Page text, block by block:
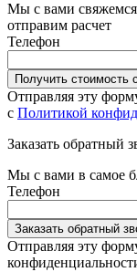
Мы с вами
отправим расчет
Телефон
Получить стоимость
Отправляя эту
с Политикой
Заказать обратный
Мы с вами в самое
Телефон
Заказать обратный
Отправляя эту